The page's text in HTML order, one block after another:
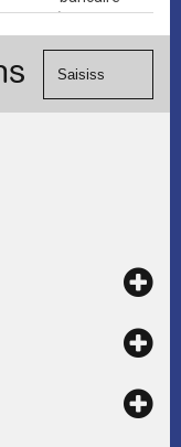
(Mastercard,
Visa, ...) et